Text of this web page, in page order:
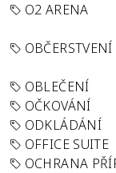
O2 ARENA
OBČERSTVENÍ
OBLEČENÍ
OČKOVÁNÍ
ODKLÁDÁNÍ
OFFICE SUITE
OCHRANA